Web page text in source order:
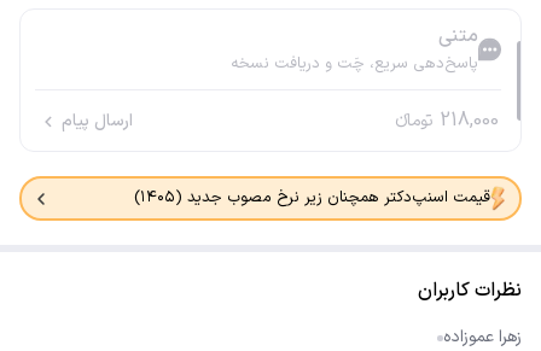
متنی
پاسخ‌دهی سریع، چَت و دریافت نسخه
218,000 تومانء ارسال پیام
قیمت اسنپ‌دکتر همچنان زیر نرخ مصوب جدید (۱۴۰۵)
نظرات کاربران
زهرا عموزاده